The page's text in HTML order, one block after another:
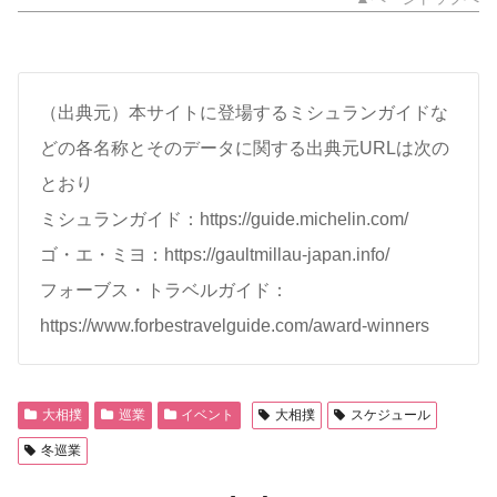
（出典元）本サイトに登場するミシュランガイドな
どの各名称とそのデータに関する出典元URLは次の
とおり
ミシュランガイド：https://guide.michelin.com/
ゴ・エ・ミヨ：https://gaultmillau-japan.info/
フォーブス・トラベルガイド：
https://www.forbestravelguide.com/award-winners
大相撲 巡業 イベント 大相撲 スケジュール
冬巡業